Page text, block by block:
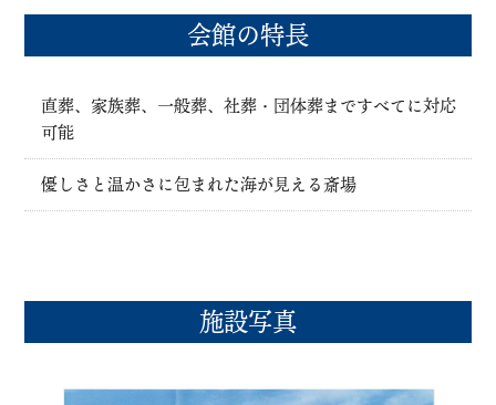
会館の特長
直葬、家族葬、一般葬、社葬・団体葬まですべてに対応
可能
優しさと温かさに包まれた海が見える斎場
施設写真